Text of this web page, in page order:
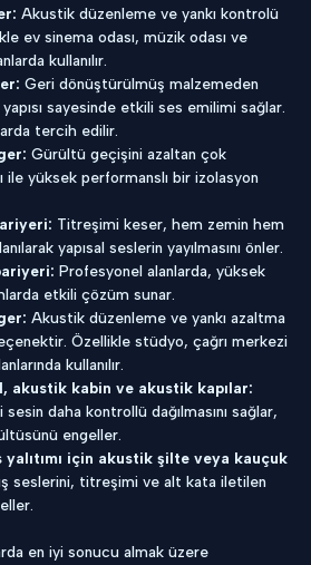
Akustik düzenleme ve yankı kontrolü
ev sinema odası, müzik odası ve
kullanılır.
Geri dönüştürülmüş malzemeden
sayesinde etkili ses emilimi sağlar.
tercih edilir.
Gürültü geçişini azaltan çok
ile yüksek performanslı bir izolasyon
Titreşimi keser, hem zemin hem
yapısal seslerin yayılmasını önler.
Profesyonel alanlarda, yüksek
etkili çözüm sunar.
Akustik düzenleme ve yankı azaltma
Özellikle stüdyo, çağrı merkezi
kullanılır.
akustik kabin ve akustik kapılar:
daha kontrollü dağılmasını sağlar,
engeller.
yalıtımı için akustik şilte veya kauçuk
seslerini, titreşimi ve alt kata iletilen
en iyi sonucu almak üzere